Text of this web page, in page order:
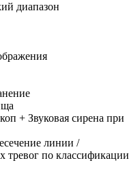
диапазон
+ Звуковая сирена при
линии /
по классификации